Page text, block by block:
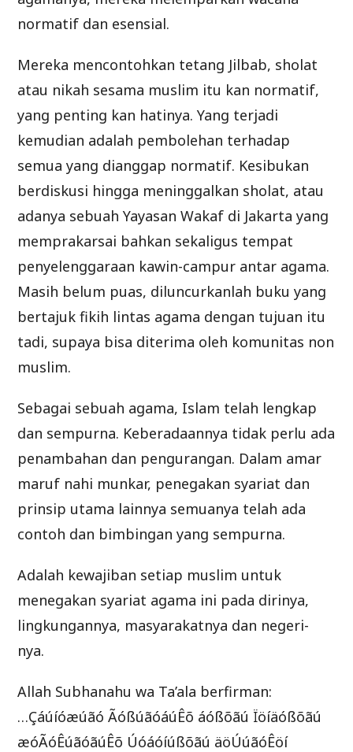
normatif dan esensial.
Mereka mencontohkan tetang Jilbab, sholat
atau nikah sesama muslim itu kan normatif,
yang penting kan hatinya. Yang terjadi
kemudian adalah pembolehan terhadap
semua yang dianggap normatif. Kesibukan
berdiskusi hingga meninggalkan sholat, atau
adanya sebuah Yayasan Wakaf di Jakarta yang
memprakarsai bahkan sekaligus tempat
penyelenggaraan kawin-campur antar agama.
Masih belum puas, diluncurkanlah buku yang
bertajuk fikih lintas agama dengan tujuan itu
tadi, supaya bisa diterima oleh komunitas non
muslim.
Sebagai sebuah agama, Islam telah lengkap
dan sempurna. Keberadaannya tidak perlu ada
penambahan dan pengurangan. Dalam amar
maruf nahi munkar, penegakan syariat dan
prinsip utama lainnya semuanya telah ada
contoh dan bimbingan yang sempurna.
Adalah kewajiban setiap muslim untuk
menegakan syariat agama ini pada dirinya,
lingkungannya, masyarakatnya dan negeri-
nya.
Allah Subhanahu wa Ta’ala berfirman:
…Çáúíóæúãó ÃóßúãóáúÊõ áóßõãú Ïöíäóßõãú
æóÃóÊúãóãúÊõ Úóáóíúßõãú äöÚúãóÊöí